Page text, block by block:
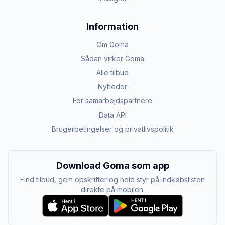
Information
Om Goma
Sådan virker Goma
Alle tilbud
Nyheder
For samarbejdspartnere
Data API
Brugerbetingelser og privatlivspolitik
Download Goma som app
Find tilbud, gem opskrifter og hold styr på indkøbslisten
direkte på mobilen.